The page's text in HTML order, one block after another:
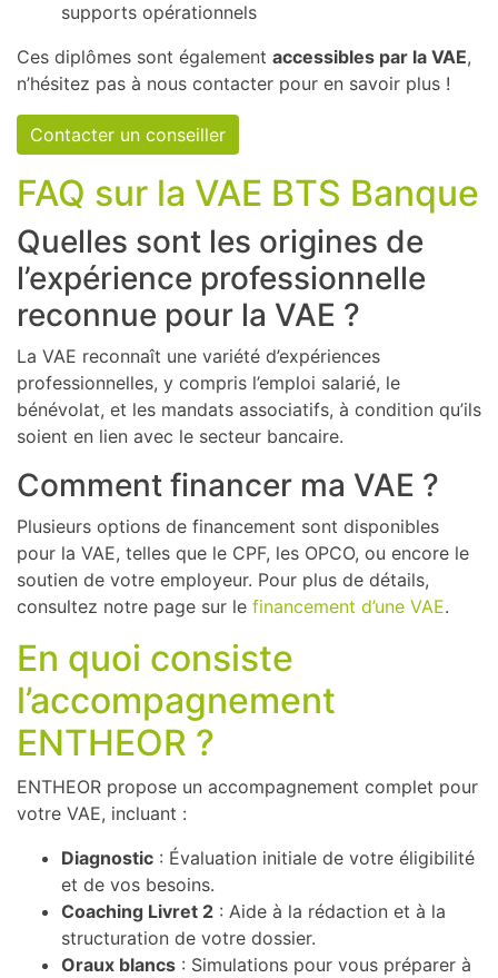
supports opérationnels
Ces diplômes sont également accessibles par la VAE,
n’hésitez pas à nous contacter pour en savoir plus !
Contacter un conseiller
FAQ sur la VAE BTS Banque
Quelles sont les origines de
l’expérience professionnelle
reconnue pour la VAE ?
La VAE reconnaît une variété d’expériences
professionnelles, y compris l’emploi salarié, le
bénévolat, et les mandats associatifs, à condition qu’ils
soient en lien avec le secteur bancaire.
Comment financer ma VAE ?
Plusieurs options de financement sont disponibles
pour la VAE, telles que le CPF, les OPCO, ou encore le
soutien de votre employeur. Pour plus de détails,
consultez notre page sur le financement d’une VAE.
En quoi consiste
l’accompagnement
ENTHEOR ?
ENTHEOR propose un accompagnement complet pour
votre VAE, incluant :
Diagnostic : Évaluation initiale de votre éligibilité
et de vos besoins.
Coaching Livret 2 : Aide à la rédaction et à la
structuration de votre dossier.
Oraux blancs : Simulations pour vous préparer à